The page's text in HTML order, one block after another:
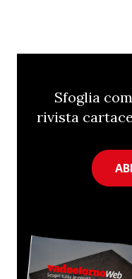
Sfoglia
rivista